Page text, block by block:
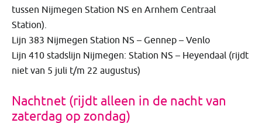
tussen Nijmegen Station NS en Arnhem Centraal
Station).
Lijn 383 Nijmegen Station NS – Gennep – Venlo
Lijn 410 stadslijn Nijmegen: Station NS – Heyendaal (rijdt
niet van 5 juli t/m 22 augustus)
Nachtnet (rijdt alleen in de nacht van
zaterdag op zondag)